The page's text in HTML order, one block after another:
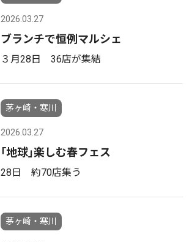
2026.03.27
ブランチで恒例マルシェ
３月28日 36店が集結
茅ヶ崎・寒川
2026.03.27
｢地球｣楽しむ春フェス
28日 約70店集う
茅ヶ崎・寒川